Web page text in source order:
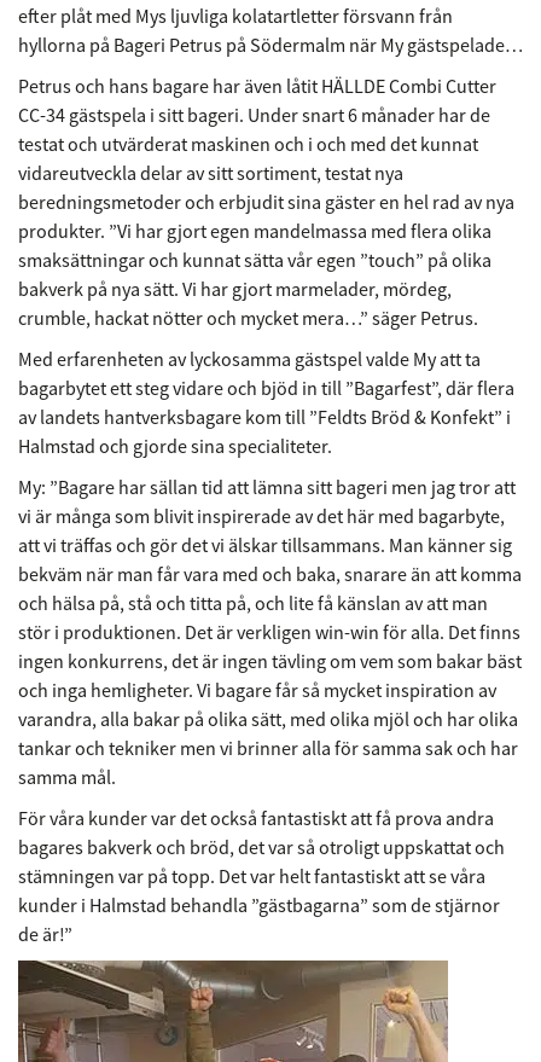
efter plåt med Mys ljuvliga kolatartletter försvann från
hyllorna på Bageri Petrus på Södermalm när My gästspelade…
Petrus och hans bagare har även låtit HÄLLDE Combi Cutter
CC-34 gästspela i sitt bageri. Under snart 6 månader har de
testat och utvärderat maskinen och i och med det kunnat
vidareutveckla delar av sitt sortiment, testat nya
beredningsmetoder och erbjudit sina gäster en hel rad av nya
produkter. ”Vi har gjort egen mandelmassa med flera olika
smaksättningar och kunnat sätta vår egen ”touch” på olika
bakverk på nya sätt. Vi har gjort marmelader, mördeg,
crumble, hackat nötter och mycket mera…” säger Petrus.
Med erfarenheten av lyckosamma gästspel valde My att ta
bagarbytet ett steg vidare och bjöd in till ”Bagarfest”, där flera
av landets hantverksbagare kom till ”Feldts Bröd & Konfekt” i
Halmstad och gjorde sina specialiteter.
My: ”Bagare har sällan tid att lämna sitt bageri men jag tror att
vi är många som blivit inspirerade av det här med bagarbyte,
att vi träffas och gör det vi älskar tillsammans. Man känner sig
bekväm när man får vara med och baka, snarare än att komma
och hälsa på, stå och titta på, och lite få känslan av att man
stör i produktionen. Det är verkligen win-win för alla. Det finns
ingen konkurrens, det är ingen tävling om vem som bakar bäst
och inga hemligheter. Vi bagare får så mycket inspiration av
varandra, alla bakar på olika sätt, med olika mjöl och har olika
tankar och tekniker men vi brinner alla för samma sak och har
samma mål.
För våra kunder var det också fantastiskt att få prova andra
bagares bakverk och bröd, det var så otroligt uppskattat och
stämningen var på topp. Det var helt fantastiskt att se våra
kunder i Halmstad behandla ”gästbagarna” som de stjärnor
de är!”